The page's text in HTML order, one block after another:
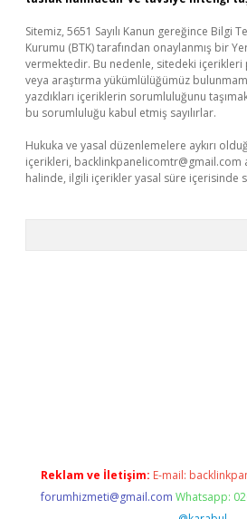
Sitemiz, 5651 Sayılı Kanun gereğince Bilgi
Kurumu (BTK) tarafından onaylanmış bir
vermektedir. Bu nedenle, sitedeki
veya araştırma yükümlülüğümüz
yazdıkları içeriklerin sorumluluğunu
bu sorumluluğu kabul etmiş sayılırlar.
Hukuka ve yasal düzenlemelere aykırı
içerikleri, backlinkpanelicomtr@gmail.com
halinde, ilgili içerikler yasal süre içerisinde
Reklam ve İletişim: E-mail:
forumhizmeti@gmail.com Whatsapp: